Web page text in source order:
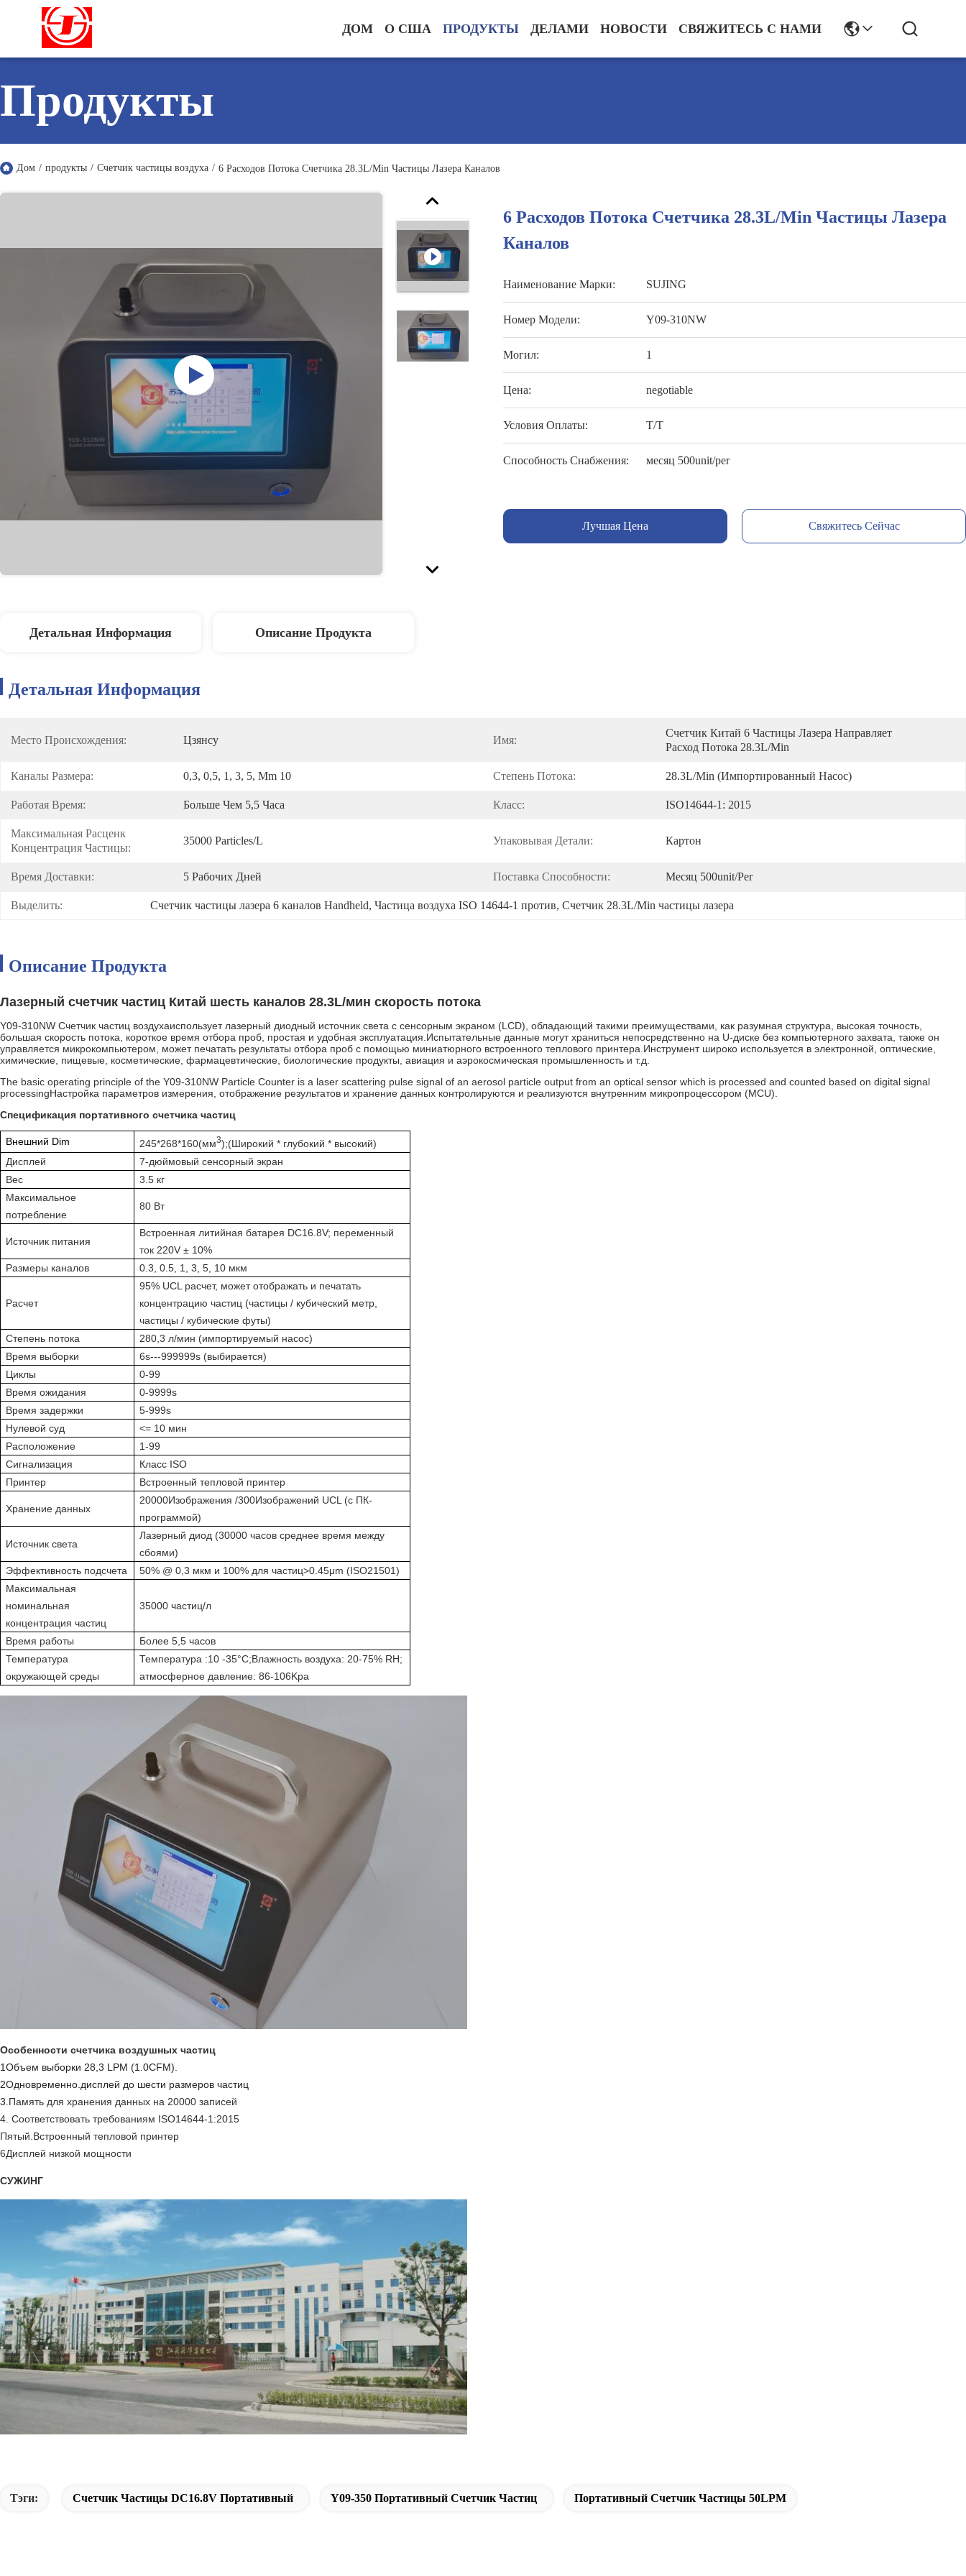
ДОМ О США ПРОДУКТЫ ДЕЛАМИ НОВОСТИ СВЯЖИТЕСЬ С НАМИ
Продукты
Дом / продукты / Счетчик частицы воздуха / 6 Расходов Потока Счетчика 28.3L/Min Частицы Лазера Каналов
6 Расходов Потока Счетчика 28.3L/Min Частицы Лазера
Каналов
Наименование Марки: SUJING
Номер Модели: Y09-310NW
Могил: 1
Цена: negotiable
Условия Оплаты: T/T
Способность Снабжения: месяц 500unit/per
Лучшая Цена Свяжитесь Сейчас
Детальная Информация Описание Продукта
Детальная Информация
Место Происхождения: Цзянсу Имя:
Счетчик Китай 6 Частицы Лазера Направляет
Расход Потока 28.3L/Min
Каналы Размера: 0,3, 0,5, 1, 3, 5, Μm 10 Степень Потока: 28.3L/min (импортированный Насос)
Работая Время: Больше Чем 5,5 Часа Класс: ISO14644-1: 2015
Максимальная Расценк
Концентрация Частицы:
35000 Particles/L Упаковывая Детали: Картон
Время Доставки: 5 Рабочих Дней Поставка Способности: Месяц 500unit/per
Выделить: Счетчик частицы лазера 6 каналов Handheld, Частица воздуха ISO 14644-1 против, Счетчик 28.3L/Min частицы лазера
Описание Продукта
Лазерный счетчик частиц Китай шесть каналов 28.3L/мин скорость потока
Y09-310NW Счетчик частиц воздухаиспользует лазерный диодный источник света с сенсорным экраном (LCD), обладающий такими преимуществами, как разумная структура, высокая точность,
большая скорость потока, короткое время отбора проб, простая и удобная эксплуатация.Испытательные данные могут храниться непосредственно на U-диске без компьютерного захвата, также он
управляется микрокомпьютером, может печатать результаты отбора проб с помощью миниатюрного встроенного теплового принтера.Инструмент широко используется в электронной, оптические,
химические, пищевые, косметические, фармацевтические, биологические продукты, авиация и аэрокосмическая промышленность и т.д.
The basic operating principle of the Y09-310NW Particle Counter is a laser scattering pulse signal of an aerosol particle output from an optical sensor which is processed and counted based on digital signal
processingНастройка параметров измерения, отображение результатов и хранение данных контролируются и реализуются внутренним микропроцессором (MCU).
Спецификация портативного счетчика частиц
Внешний Dim 245*268*160(мм3);(Широкий * глубокий * высокий)
Дисплей
7-дюймовый сенсорный экран
Вес
3.5 кг
Максимальное
потребление
80 Вт
Источник питания
Встроенная литийная батарея DC16.8V; переменный
ток 220V ± 10%
Размеры каналов
0.3, 0.5, 1, 3, 5, 10 мкм
Расчет
95% UCL расчет, может отображать и печатать
концентрацию частиц (частицы / кубический метр,
частицы / кубические футы)
Степень потока
280,3 л/мин (импортируемый насос)
Время выборки
6s---999999s (выбирается)
Циклы
0-99
Время ожидания
0-9999s
Время задержки
5-999s
Нулевой суд
<= 10 мин
Расположение
1-99
Сигнализация
Класс ISO
Принтер
Встроенный тепловой принтер
Хранение данных
20000Изображения /300Изображений UCL (с ПК-
программой)
Источник света
Лазерный диод (30000 часов среднее время между
сбоями)
Эффективность подсчета
50% @ 0,3 мкм и 100% для частиц>0.45μm (ISO21501)
Максимальная
номинальная
концентрация частиц
35000 частиц/л
Время работы
Более 5,5 часов
Температура
окружающей среды
Температура :10 -35°C;Влажность воздуха: 20-75% RH;
атмосферное давление: 86-106Kpa
Особенности счетчика воздушных частиц
1Объем выборки 28,3 LPM (1.0CFM)
2Одновременно. дисплей до шести размеров частиц
3. Память для хранения данных на 20000 записей
4. Соответствовать требованиям ISO14644-1:2015
Пятый. Встроенный тепловой принтер
6Дисплей низкой мощности
СУЖИНГ
Тэги: Счетчик Частицы DC16.8V Портативный Y09-350 Портативный Счетчик Частиц Портативный Счетчик Частицы 50LPM